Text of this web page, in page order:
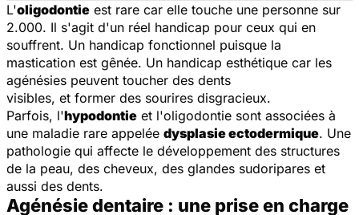
L'oligodontie est rare car elle touche une personne sur
2.000. Il s'agit d'un réel handicap pour ceux qui en
souffrent. Un handicap fonctionnel puisque la
mastication est gênée. Un handicap esthétique car les
agénésies peuvent toucher des dents
visibles, et former des sourires disgracieux.
Parfois, l'hypodontie et l'oligodontie sont associées à
une maladie rare appelée dysplasie ectodermique. Une
pathologie qui affecte le développement des structures
de la peau, des cheveux, des glandes sudoripares et
aussi des dents.
Agénésie dentaire : une prise en charge